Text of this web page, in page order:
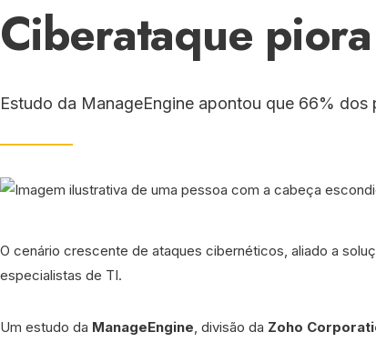
Ciberataque
Estudo da ManageEngine apontou que 66%
O cenário crescente de ataques cibernéticos, aliado a
especialistas de TI.
Um estudo da ManageEngine, divisão da Zoho